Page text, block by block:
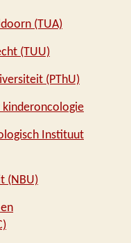
(TUA)
(TUU)
(PThU)
kinderoncologie
Instituut
(NBU)